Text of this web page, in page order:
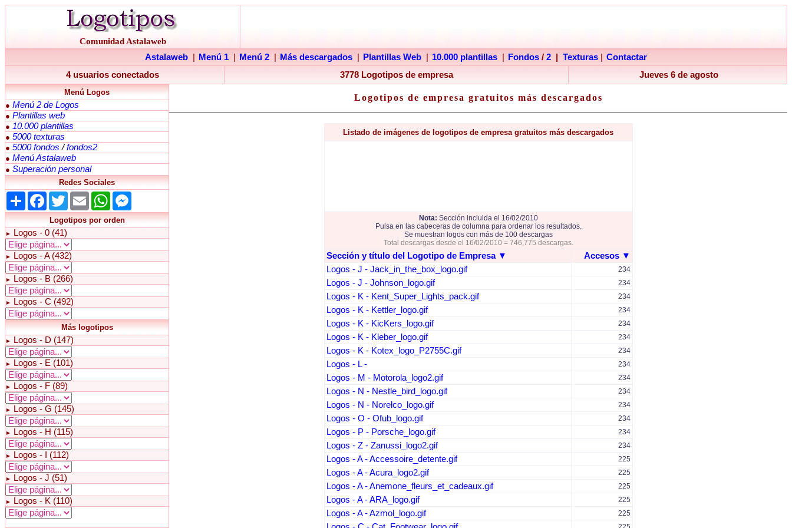
Comunidad Astalaweb
Astalaweb
Menú 1 Menú 2 Más descargados Plantillas Web 10.000 plantillas Fondos / 2 Texturas
Contactar
4 usuarios conectados
3778 Logotipos de empresa Jueves 6 de agosto
Menú Logos
● Menú 2 de Logos
● Plantillas web
● 10.000 plantillas
● 5000 texturas
● 5000 fondos /fondos2
● Menú Astalaweb
● Superación personal
Redes Sociales
Share Facebook
TwitterEmail WhatsApp
Logotipos por orden
► Logos - 0 (41)
► Logos - A (432)
► Logos - B (266)
► Logos - C (492)
Más logotipos
► Logos - D (147)
► Logos - E (101)
► Logos - F (89)
► Logos - G (145)
► Logos - H (115)
► Logos - I (112)
► Logos - J (51)
► Logos - K (110)
Logotipos de empresa gratuitos más descargados
Listado de imágenes de logotipos de empresa gratuitos más descargados
Nota: Sección incluida el 16/02/2010
Pulsa en las cabeceras de columna para ordenar los resultados.
Se muestran logos con más de 100 descargas
Total descargas desde el 16/02/2010 = 746,775 descargas.
Sección y título del Logotipo de Empresa ▼ Accesos ▼
Logos - J - Jack_in_the_box_logo.gif
234
Logos - J - Johnson_logo.gif 234
Logos - K - Kent_Super_Lights_pack.gif 234
Logos - K - Kettler_logo.gif 234
Logos - K - KicKers_logo.gif 234
Logos - K - Kleber_logo.gif 234
Logos - K - Kotex_logo_P2755C.gif 234
Logos - L - 234
Logos - M - Motorola_logo2.gif 234
Logos - N - Nestle_bird_logo.gif 234
Logos - N - Norelco_logo.gif 234
Logos - O - Ofub_logo.gif 234
Logos - P - Porsche_logo.gif 234
Logos - Z - Zanussi_logo2.gif 234
Logos - A - Accessoire_detente.gif 225
Logos - A - Acura_logo2.gif 225
Logos - A - Anemone_fleurs_et_cadeaux.gif 225
Logos - A - ARA_logo.gif 225
Logos - A - Azmol_logo.gif 225